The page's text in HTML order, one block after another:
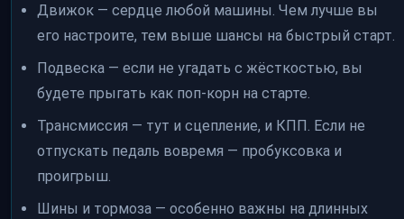
Движок — сердце любой машины. Чем лучше вы
его настроите, тем выше шансы на быстрый старт.
Подвеска — если не угадать с жёсткостью, вы
будете прыгать как поп-корн на старте.
Трансмиссия — тут и сцепление, и КПП. Если не
отпускать педаль вовремя — пробуксовка и
проигрыш.
Шины и тормоза — особенно важны на длинных